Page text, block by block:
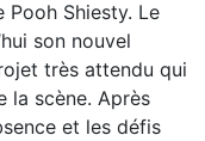
Pooh Shiesty. Le
son nouvel
très attendu qui
la scène. Après
et les défis